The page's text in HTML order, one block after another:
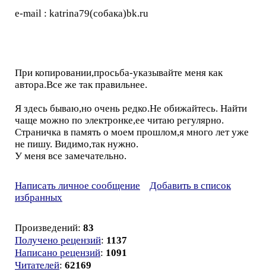
e-mail : katrina79(собака)bk.ru
При копировании,просьба-указывайте меня как
автора.Все же так правильнее.
Я здесь бываю,но очень редко.Не обижайтесь. Найти
чаще можно по электронке,ее читаю регулярно.
Страничка в память о моем прошлом,я много лет уже
не пишу. Видимо,так нужно.
У меня все замечательно.
Написать личное сообщение
Добавить в список
избранных
Произведений: 83
Получено рецензий: 1137
Написано рецензий: 1091
Читателей: 62169